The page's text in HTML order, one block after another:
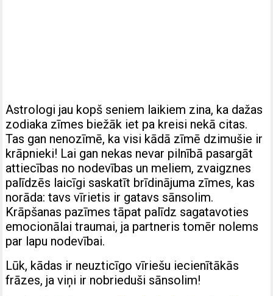
Astrologi jau kopš seniem laikiem zina, ka dažas
zodiaka zīmes biežāk iet pa kreisi nekā citas.
Tas gan nenozīmē, ka visi kādā zīmē dzimušie ir
krāpnieki! Lai gan nekas nevar pilnībā pasargāt
attiecības no nodevības un meliem, zvaigznes
palīdzēs laicīgi saskatīt brīdinājuma zīmes, kas
norāda: tavs vīrietis ir gatavs sānsolim.
Krāpšanas pazīmes tāpat palīdz sagatavoties
emocionālai traumai, ja partneris tomēr nolems
par lapu nodevībai.
Lūk, kādas ir neuzticīgo vīriešu iecienītākās
frāzes, ja viņi ir nobrieduši sānsolim!